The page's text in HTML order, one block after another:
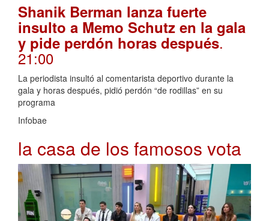
Shanik Berman lanza fuerte
insulto a Memo Schutz en la gala
y pide perdón horas después.
21:00
La periodista insultó al comentarista deportivo durante la
gala y horas después, pidió perdón “de rodillas” en su
programa
Infobae
la casa de los famosos vota